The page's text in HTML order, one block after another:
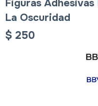
Figuras
La Oscuridad
$ 250